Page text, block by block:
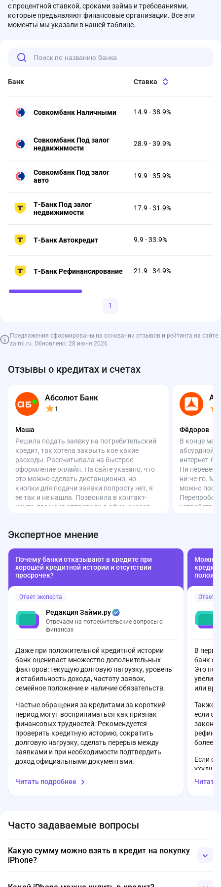
с процентной ставкой, сроками займа и требованиями,
которые предъявляют финансовые организации. Все эти
моменты мы указали в нашей таблице.
Банк Ставка
Совкомбанк Наличными 14.9 - 38.9%
Совкомбанк Под залог
недвижимости
28.9 - 39.9%
Совкомбанк Под залог
авто
19.9 - 35.9%
Т-Банк Под залог
недвижимости
17.9 - 31.9%
Т-Банк Автокредит 9.9 - 33.9%
Т-Банк Рефинансирование 21.9 - 34.9%
1
Предложения сформированы на основании отзывов и рейтинга на сайте
zaimi.ru. Обновлено: 28 июня 2026
Отзывы о кредитах и счетах
Абсолют Банк
1
Маша
Решила подать заявку на потребительский
кредит, так хотела закрыть кое какие
расходы. Рассчитывала на быстрое
оформление онлайн. На сайте указано, что
это можно сделать дистанционно, но
кнопки для подачи заявки попросту нет, я
ее так и не нашла. Позвонила в контакт-
центр, где меня отправили в офис, сказав,
вроде бы что-то записал, пообещал
курсе, что такой продукт вообще
существует. Позвали кого-то и тут
выясняется, что без кода с сайта (где нет
что банк не может определить мой доход по
отчислениям в ПФР. Впечатление, что в
банке творится полнейший бардак. Как
вообще можно оформлять кредит в таком
«сервисе»?
Фёдоров
В конце
абсурдной
интернет-
Ни
ни-че-го.
можно
мобильное
совсем не
своими
она
функции?
такого не
Очень
Экспертное мнение
Почему банки отказывают в кредите при
хорошей кредитной истории и отсутствии
просрочек?
Ответ эксперта
Редакция Займи.ру
Отвечаем на потребительские вопросы о
финансах
Даже при положительной кредитной истории
банк оценивает множество дополнительных
факторов: текущую долговую нагрузку, уровень
и стабильность дохода, частоту заявок,
семейное положение и наличие обязательств.
Частые обращения за кредитами за короткий
период могут восприниматься как признак
финансовых трудностей. Рекомендуется
проверить кредитную историю, сократить
долговую нагрузку, сделать перерыв между
заявками и при необходимости подтвердить
доход официальными документами.
Читать подробнее
Можно
Ответ
В
банк с
Это
или
Также
если
более
Если
Читать
Часто задаваемые вопросы
Какую сумму можно взять в кредит на покупку
iPhone?
конкретного предложения. Обычно она покрывает полную